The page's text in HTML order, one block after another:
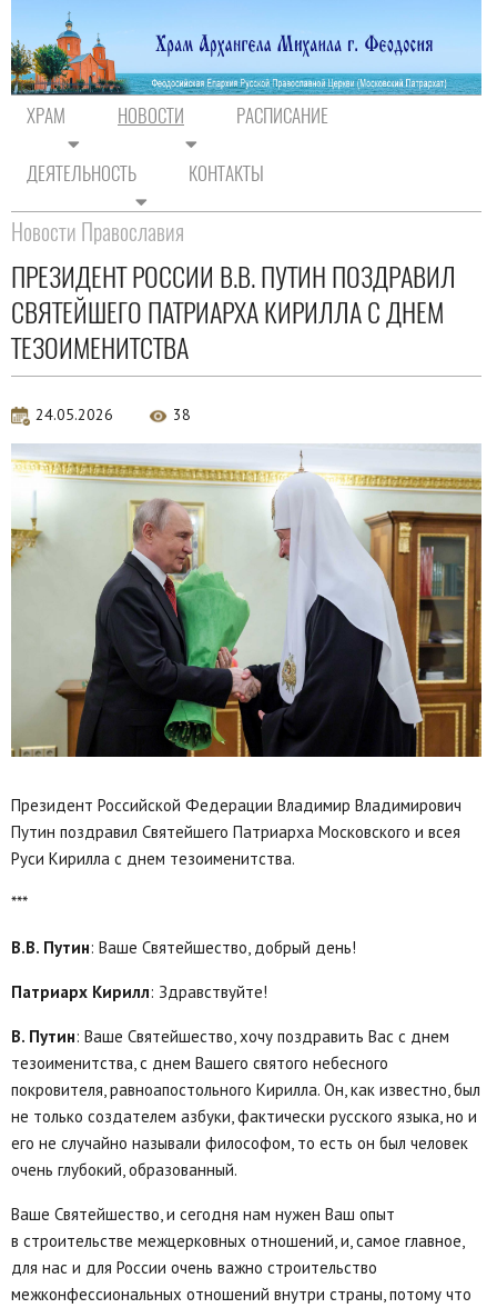
ХРАМ НОВОСТИ РАСПИСАНИЕ
ДЕЯТЕЛЬНОСТЬ КОНТАКТЫ
Новости Православия
ПРЕЗИДЕНТ РОССИИ В.В. ПУТИН ПОЗДРАВИЛ
СВЯТЕЙШЕГО ПАТРИАРХА КИРИЛЛА С ДНЕМ
ТЕЗОИМЕНИТСТВА
24.05.2026 38
Президент Российской Федерации Владимир Владимирович
Путин поздравил Святейшего Патриарха Московского и всея
Руси Кирилла с днем тезоименитства.
***
В.В. Путин: Ваше Святейшество, добрый день!
Патриарх Кирилл: Здравствуйте!
В. Путин: Ваше Святейшество, хочу поздравить Вас с днем
тезоименитства, с днем Вашего святого небесного
покровителя, равноапостольного Кирилла. Он, как известно, был
не только создателем азбуки, фактически русского языка, но и
его не случайно называли философом, то есть он был человек
очень глубокий, образованный.
Ваше Святейшество, и сегодня нам нужен Ваш опыт
в строительстве межцерковных отношений, и, самое главное,
для нас и для России очень важно строительство
межконфессиональных отношений внутри страны, потому что